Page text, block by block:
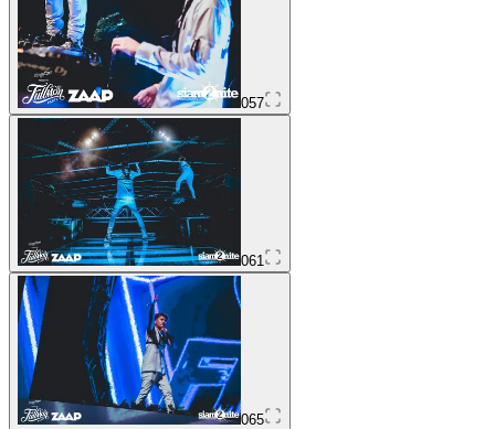
057
061
065